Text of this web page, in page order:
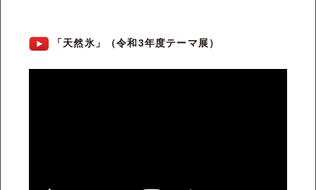
「天然氷」（令和3年度テーマ展）